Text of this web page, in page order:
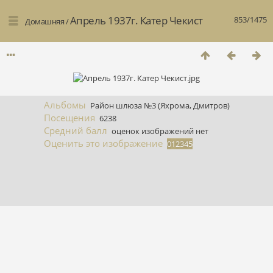
853/1475
Домашняя/Апрель 1937г. Катер Чекист
Альбомы Район шлюза №3 (Яхрома, Дмитров)
Посещения 6238
Средний балл оценок изображений нет
Оценить это изображение